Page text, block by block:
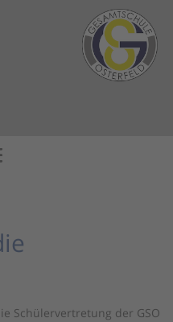
Schülervertretung der GSO